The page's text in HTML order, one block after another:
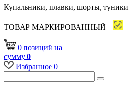
Купальники, плавки, шорты, туники
ТОВАР МАРКИРОВАННЫЙ
0 позиций на
сумму 0
Избранное 0